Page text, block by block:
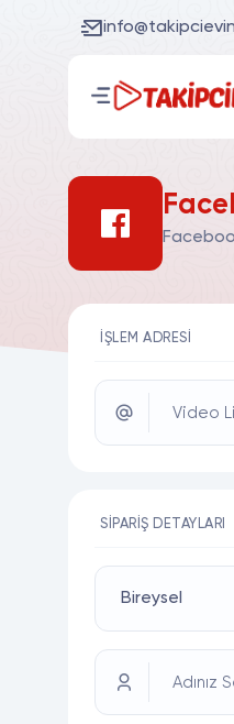
İŞLEM ADRESI
Video
SIPARIŞ DETAYLARI
Adınız